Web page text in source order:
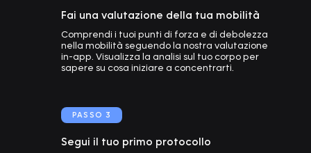
Fai una valutazione della tua mobilità
Comprendi i tuoi punti di forza e di debolezza
nella mobilità seguendo la nostra valutazione
in-app. Visualizza la analisi sul tuo corpo per
sapere su cosa iniziare a concentrarti.
PASSO 3
Segui il tuo primo protocollo